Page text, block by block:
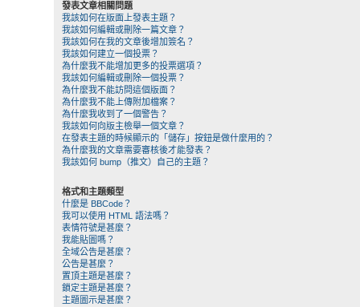
發表文章相關問題
我該如何在版面上發表主題？
我該如何編輯或刪除一篇文章？
我該如何在我的文章後增加簽名？
我該如何建立一個投票？
為什麼我不能增加更多的投票選項？
我該如何編輯或刪除一個投票？
為什麼我不能訪問這個版面？
為什麼我不能上傳附加檔案？
為什麼我收到了一個警告？
我該如何向版主檢舉一個文章？
在發表主題的時候顯示的「儲存」按鈕是做什麼用的？
為什麼我的文章需要審核後才能發表？
我該如何 bump（推文）自己的主題？
格式和主題類型
什麼是 BBCode？
我可以使用 HTML 語法嗎？
表情符號是甚麼？
我能貼圖嗎？
全域公告是甚麼？
公告是甚麼？
置頂主題是甚麼？
鎖定主題是甚麼？
主題圖示是甚麼？